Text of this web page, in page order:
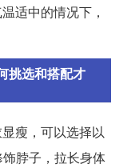
适中的情况下，
挑选和搭配才
瘦，可以选择以
脖子，拉长身体